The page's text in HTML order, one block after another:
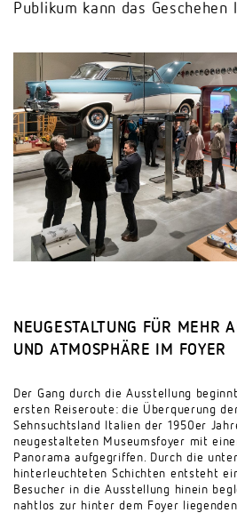
Publikum kann das Geschehen
NEUGESTALTUNG FÜR MEHR
UND ATMOSPHÄRE IM FOYER
Der Gang durch die Ausstellung
ersten Reiseroute: die Überquerung
Sehnsuchtsland Italien der 1950er
neugestalteten Museumsfoyer mit
Panorama aufgegriffen. Durch die
hinterleuchteten Schichten entsteht
Besucher in die Ausstellung hinein
nahtlos zur hinter dem Foyer